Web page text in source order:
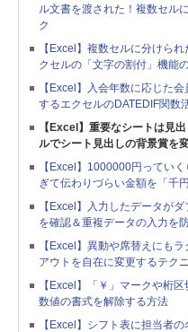
ル文書を渡された！複数セル
ク
【Excel】複数セルに分けら
クセルの「文字の割付」機能
【Excel】入会年数に応じた
するエクセルのDATEDIF関数
【Excel】重要なシートは見
ルでシート見出しの背景賞を
【Excel】1000000円ってい
ぎて伝わりづらい金額を「千
【Excel】入力したデータが
を確認＆重複データの入力を
【Excel】異動や席替えにも
アウトを自在に変更するテク
【Excel】「￥」マークや桁
数値の書式を解除する方法
【Excel】シフト表に担当者